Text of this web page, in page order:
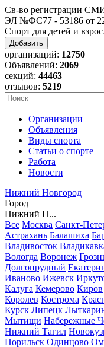
Св-во регистрации
ЭЛ №ФС77 - 53186 от
Спорт для детей и
Добавить
организаций: 12750
Объявлений: 2069
секций: 44463
отзывов: 5219
Организации
Объявления
Виды спорта
Статьи о спорте
Работа
Новости
Нижний Новгород
Город
Нижний Н...
Все Москва Санкт-
Астрахань Балашиха
Владивосток
Вологда Воронеж
Долгопрудный
Иваново Ижевск
Калуга Кемерово Киров
Королев Кострома
Курск Липецк
Мытищи Набережные
Нижний Тагил
Норильск Одинцово